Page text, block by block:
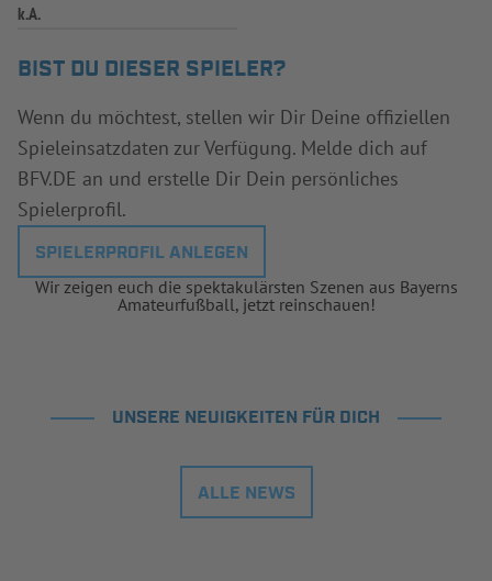
k.A.
BIST DU DIESER SPIELER?
Wenn du möchtest, stellen wir Dir Deine offiziellen
Spieleinsatzdaten zur Verfügung. Melde dich auf
BFV.DE an und erstelle Dir Dein persönliches
Spielerprofil.
SPIELERPROFIL ANLEGEN
Wir zeigen euch die spektakulärsten Szenen aus Bayerns
Amateurfußball, jetzt reinschauen!
UNSERE NEUIGKEITEN FÜR DICH
ALLE NEWS